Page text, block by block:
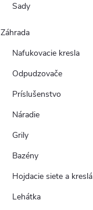
Sady
Záhrada
Nafukovacie kresla
Odpudzovače
Príslušenstvo
Náradie
Grily
Bazény
Hojdacie siete a kreslá
Lehátka